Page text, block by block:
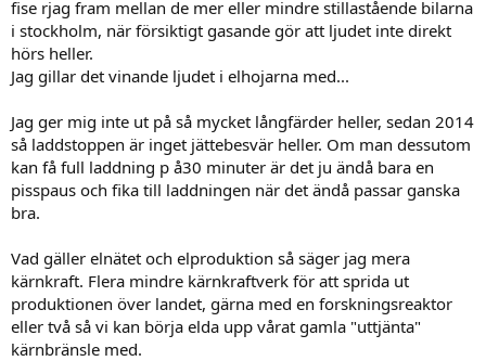
fise rjag fram mellan de mer eller mindre stillastående bilarna
i stockholm, när försiktigt gasande gör att ljudet inte direkt
hörs heller.
Jag gillar det vinande ljudet i elhojarna med...
Jag ger mig inte ut på så mycket långfärder heller, sedan 2014
så laddstoppen är inget jättebesvär heller. Om man dessutom
kan få full laddning p å30 minuter är det ju ändå bara en
pisspaus och fika till laddningen när det ändå passar ganska
bra.
Vad gäller elnätet och elproduktion så säger jag mera
kärnkraft. Flera mindre kärnkraftverk för att sprida ut
produktionen över landet, gärna med en forskningsreaktor
eller två så vi kan börja elda upp vårat gamla "uttjänta"
kärnbränsle med.